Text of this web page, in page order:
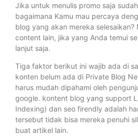
Jika untuk menulis promo saja
bagaimana Kamu mau percaya
blog yang akan mereka selesaikan?
content lain, jika yang Anda temui
lanjut saja.
Tiga faktor berikut ini wajib ada di
konten belum ada di Private Blog
harus mudah dipahami oleh
google. kontent blog yang support
Indexing) dan seo firendly adalah
tersebut tidak bisa mereka penuhi
buat artikel lain.